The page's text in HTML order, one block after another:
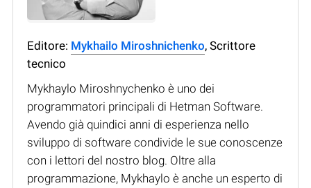
Editore: Mykhailo Miroshnichenko, Scrittore
tecnico
Mykhaylo Miroshnychenko è uno dei
programmatori principali di Hetman Software.
Avendo già quindici anni di esperienza nello
sviluppo di software condivide le sue conoscenze
con i lettori del nostro blog. Oltre alla
programmazione, Mykhaylo è anche un esperto di